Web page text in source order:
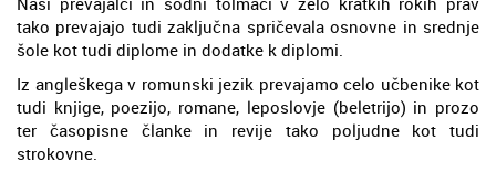
tako prevajajo tudi zaključna spričevala osnovne in srednje
šole kot tudi diplome in dodatke k diplomi.
Iz angleškega v romunski jezik prevajamo celo učbenike kot
tudi knjige, poezijo, romane, leposlovje (beletrijo) in prozo
ter časopisne članke in revije tako poljudne kot tudi
strokovne.